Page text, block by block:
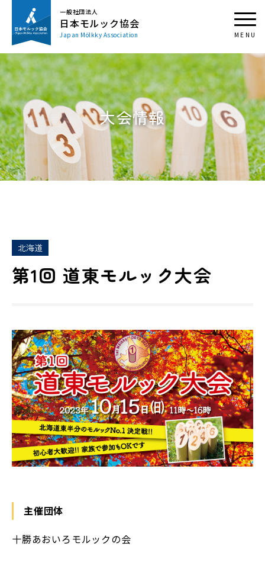
一般社団法人
日本モルック協会
Japan Mölkky Association
大会情報
北海道
第1回 道東モルック大会
主催団体
十勝あおいろモルックの会